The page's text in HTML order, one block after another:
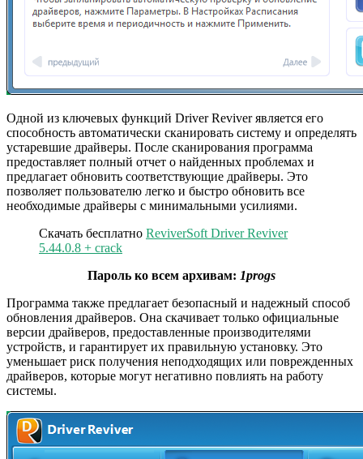
Одной из ключевых функций Driver Reviver является его
способность автоматически сканировать систему и определять
устаревшие драйверы. После сканирования программа
предоставляет полный отчет о найденных проблемах и
предлагает обновить соответствующие драйверы. Это
позволяет пользователю легко и быстро обновить все
необходимые драйверы с минимальными усилиями.
Скачать бесплатно ReviverSoft Driver Reviver
5.44.0.8 + crack
Пароль ко всем архивам: 1progs
Программа также предлагает безопасный и надежный способ
обновления драйверов. Она скачивает только официальные
версии драйверов, предоставленные производителями
устройств, и гарантирует их правильную установку. Это
уменьшает риск получения неподходящих или поврежденных
драйверов, которые могут негативно повлиять на работу
системы.